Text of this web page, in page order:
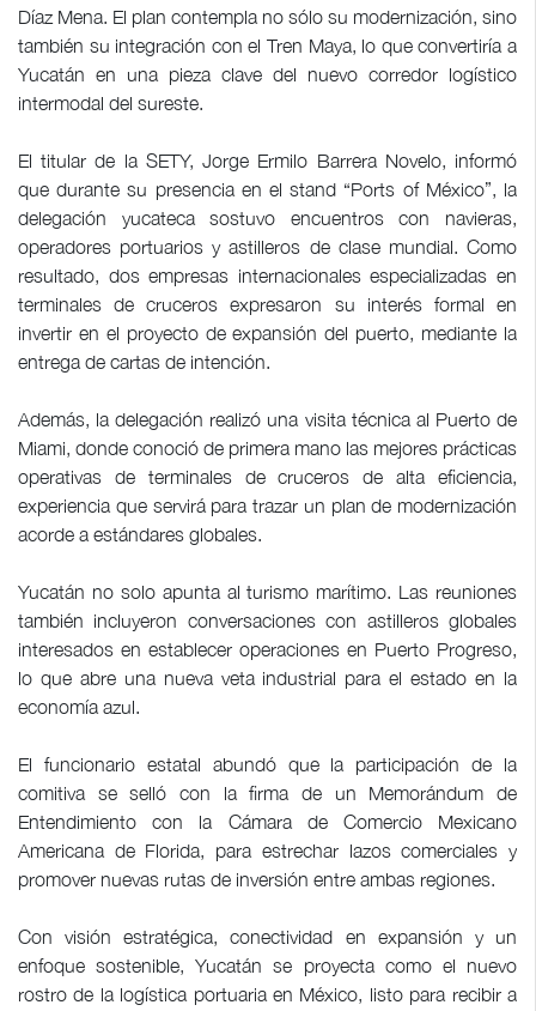
Díaz Mena. El plan contempla no sólo su modernización, sino
también su integración con el Tren Maya, lo que convertiría a
Yucatán en una pieza clave del nuevo corredor logístico
intermodal del sureste.
El titular de la SETY, Jorge Ermilo Barrera Novelo, informó
que durante su presencia en el stand “Ports of México”, la
delegación yucateca sostuvo encuentros con navieras,
operadores portuarios y astilleros de clase mundial. Como
resultado, dos empresas internacionales especializadas en
terminales de cruceros expresaron su interés formal en
invertir en el proyecto de expansión del puerto, mediante la
entrega de cartas de intención.
Además, la delegación realizó una visita técnica al Puerto de
Miami, donde conoció de primera mano las mejores prácticas
operativas de terminales de cruceros de alta eficiencia,
experiencia que servirá para trazar un plan de modernización
acorde a estándares globales.
Yucatán no solo apunta al turismo marítimo. Las reuniones
también incluyeron conversaciones con astilleros globales
interesados en establecer operaciones en Puerto Progreso,
lo que abre una nueva veta industrial para el estado en la
economía azul.
El funcionario estatal abundó que la participación de la
comitiva se selló con la firma de un Memorándum de
Entendimiento con la Cámara de Comercio Mexicano
Americana de Florida, para estrechar lazos comerciales y
promover nuevas rutas de inversión entre ambas regiones.
Con visión estratégica, conectividad en expansión y un
enfoque sostenible, Yucatán se proyecta como el nuevo
rostro de la logística portuaria en México, listo para recibir a